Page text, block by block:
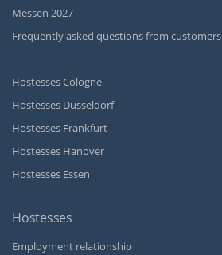
Messen 2027
Frequently asked questions from customers
Hostesses Cologne
Hostesses Düsseldorf
Hostesses Frankfurt
Hostesses Hanover
Hostesses Essen
Hostesses
Employment relationship